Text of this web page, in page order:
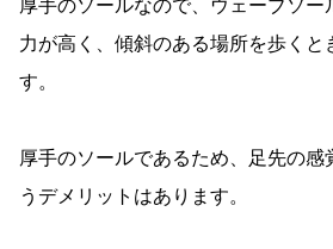
厚手のソールなので、ウェーブソー
力が高く、傾斜のある場所を歩くと
す。
厚手のソールであるため、足先の感
うデメリットはあります。